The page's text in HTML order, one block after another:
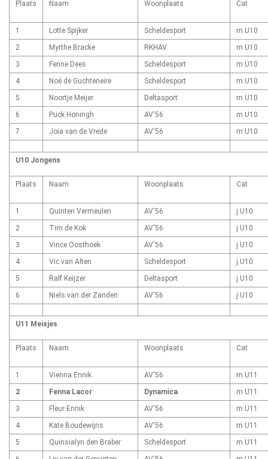
Plaats Naam Woonplaats Cat
1 Lotte Spijker Scheldesport
m U10
2
Myrthe Bracke RKHAV
m U10
3
Fenne Dees Scheldesport
m U10
4
Noé de Guchteneire Scheldesport
m U10
5
Noortje Meijer Deltasport
m U10
6
Puck Honingh AV'56
m U10
7
Joia van de Vrede AV'56 m U10
U10 Jongens
Plaats Naam Woonplaats Cat
1 Quinten Vermeulen AV'56
j U10
2
Tim de Kok AV'56
j U10
3
Vince Oosthoek AV'56
j U10
4
Vic van Alten Scheldesport
j U10
5
Ralf Keijzer Deltasport
j U10
6
Niels van der Zanden AV'56 j U10
U11 Meisjes
Plaats Naam Woonplaats Cat
1 Vienna Ennik AV'56
m U11
2
Fenna Lacor Dynamica
m U11
3
Fleur Ennik AV'56
m U11
4
Kate Boudewijns AV'56
m U11
5
Quinsialyn den Braber Scheldesport
m U11